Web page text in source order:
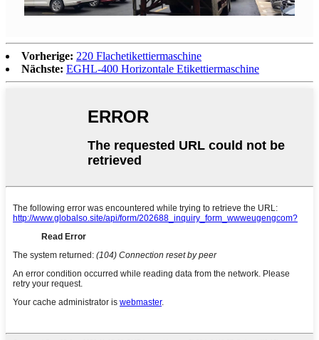
Vorherige: 220 Flachetikettiermaschine
Nächste: EGHL-400 Horizontale Etikettiermaschine